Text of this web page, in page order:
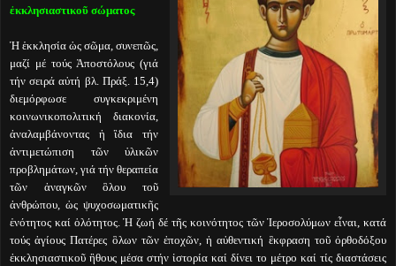
ἐκκλησιαστικοῦ σώματος
Ἡ ἑκκλησία ὡς σῶμα, συνεπῶς,
μαζί μέ τούς Ἀποστόλους (γιά
τήν σειρά αὐτή βλ. Πράξ. 15,4)
διεμόρφωσε συγκεκριμένη
κοινωνικοπολιτική διακονία,
ἀναλαμβάνοντας ἡ ἲδια τήν
ἀντιμετώπιση τῶν ὑλικῶν
προβλημάτων, γιά τήν θεραπεία
τῶν ἀναγκῶν ὃλου τοῦ
ἀνθρώπου, ὡς ψυχοσωματικῆς
ἑνότητος καί ὁλότητος. Ἡ ζωή δέ τῆς κοινότητος τῶν Ἱεροσολύμων εἶναι, κατά
τούς ἁγίους Πατέρες ὃλων τῶν ἐποχῶν, ἡ αὐθεντική ἒκφραση τοῦ ὀρθοδόξου
ἐκκλησιαστικοῦ ἢθους μέσα στήν ἱστορία καί δίνει το μέτρο καί τίς διαστάσεις